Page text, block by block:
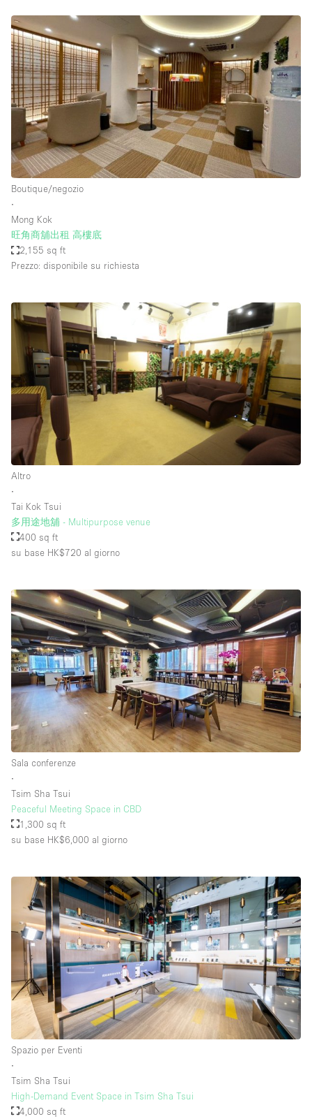
Boutique/negozio
∙
Mong Kok
旺角商舖出租 高樓底
2,155 sq ft
Prezzo: disponibile su richiesta
Altro
∙
Tai Kok Tsui
多用途地舖 - Multipurpose venue
400 sq ft
su base HK$720 al giorno
Sala conferenze
∙
Tsim Sha Tsui
Peaceful Meeting Space in CBD
1,300 sq ft
su base HK$6,000 al giorno
Spazio per Eventi
∙
Tsim Sha Tsui
High-Demand Event Space in Tsim Sha Tsui
4,000 sq ft